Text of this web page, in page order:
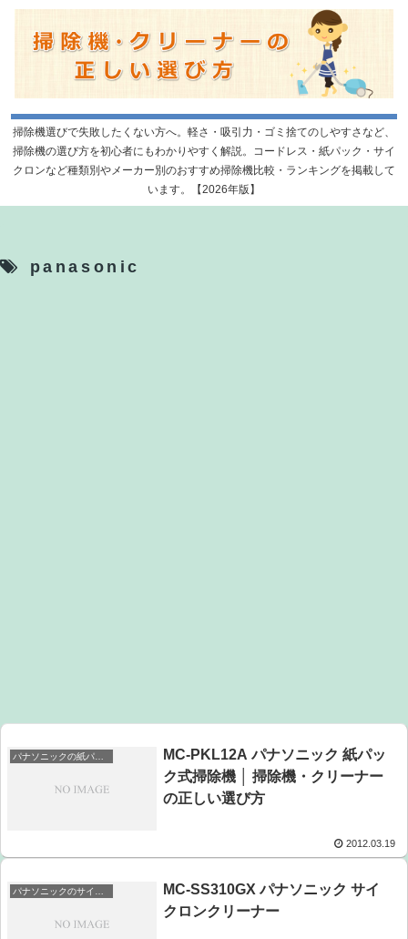
掃除機選びで失敗したくない方へ。軽さ・吸引力・ゴミ捨てのしやすさなど、
掃除機の選び方を初心者にもわかりやすく解説。コードレス・紙パック・サイ
クロンなど種類別やメーカー別のおすすめ掃除機比較・ランキングを掲載して
います。【2026年版】
panasonic
パナソニックの紙パック掃除機
MC-PKL12A パナソニック 紙パッ
ク式掃除機 │ 掃除機・クリーナー
の正しい選び方
2012.03.19
パナソニックのサイクロンクリーナー
MC-SS310GX パナソニック サイ
クロンクリーナー